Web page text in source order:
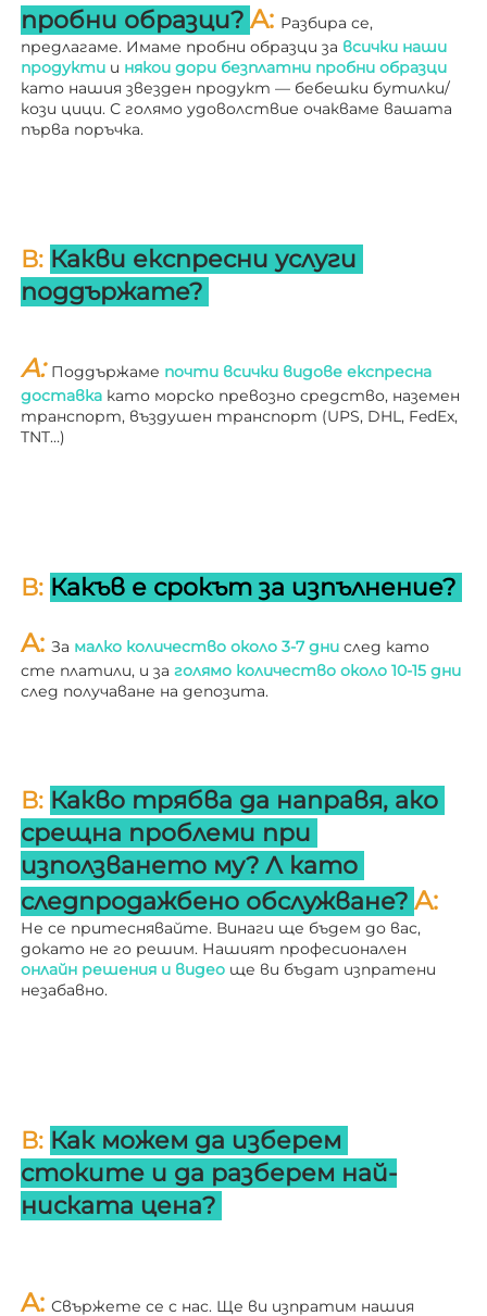
пробни образци? A: Разбира се,
предлагаме. Имаме пробни образци за всички наши
продукти и
като нашия звезден продукт — бебешки бутилки/
кози цици. С голямо удоволствие очакваме вашата
първа поръчка.
В: Какви експресни услуги
поддържате?
A: Поддържаме почти всички видове експресна
доставка като морско превозно средство, наземен
транспорт, въздушен транспорт (UPS, DHL, FedEx,
TNT…)
В: Какъв е срокът за изпълнение?
A: За малко количество около 3-7 дни след като
сте платили, и за
след получаване на депозита.
В: Какво трябва да направя, ако
срещна проблеми при
използването му? Л като
следпродажбено обслужване?
Не се притеснявайте. Винаги ще бъдем до вас,
онлайн решения и видео ще ви бъдат изпратени
незабавно.
В: Как можем да изберем
стоките и да разберем най-
ниската цена?
A: